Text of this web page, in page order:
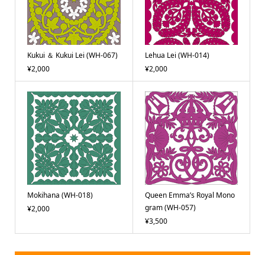
Kukui ＆ Kukui Lei (WH-067)
¥2,000
Lehua Lei (WH-014)
¥2,000
Mokihana (WH-018)
¥2,000
Queen Emma’s Royal Mono
gram (WH-057)
¥3,500